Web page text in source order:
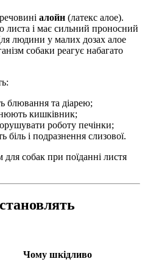
алойн (латекс алое).
листа і має сильний проносний
людини у малих дозах алое
собаки реагує набагато
блювання та діарею;
кишківник;
роботу печінки;
і подразнення слизової.
собак при поїданні листя
Чому шкідливо